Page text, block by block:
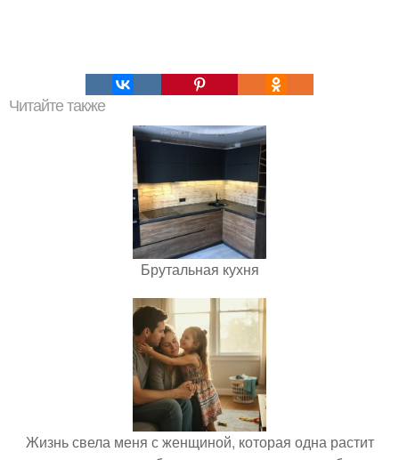
Читайте также
Брутальная кухня
Жизнь свела меня с женщиной, которая одна растит